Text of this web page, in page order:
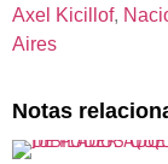
Axel Kicillof,
Aires
Notas